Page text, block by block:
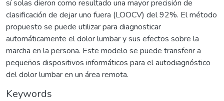
sí solas dieron como resultado una mayor precisión de
clasificación de dejar uno fuera (LOOCV) del 92%. El método
propuesto se puede utilizar para diagnosticar
automáticamente el dolor lumbar y sus efectos sobre la
marcha en la persona. Este modelo se puede transferir a
pequeños dispositivos informáticos para el autodiagnóstico
del dolor lumbar en un área remota.
Keywords